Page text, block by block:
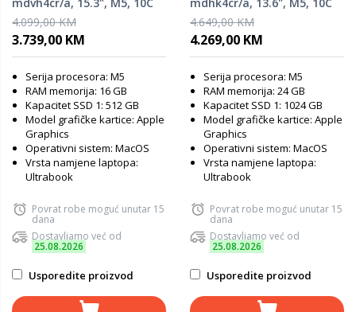
GPU, 16GB RAM, 512GB SSD,
Midnight, laptop
4.099,00 KM
3.739,00 KM
Serija procesora: M5
RAM memorija: 16 GB
Kapacitet SSD 1: 512 GB
Model grafičke kartice: Apple
Graphics
Operativni sistem: MacOS
Vrsta namjene laptopa:
Ultrabook
Povrat robe moguć unutar 15
dana
Dostavljamo već od
25.08.2026
Usporedite proizvod
GPU, 24GB RAM, 1TB SSD,
Sky Blue, laptop
4.649,00 KM
4.269,00 KM
Serija procesora: M5
RAM memorija: 24 GB
Kapacitet SSD 1: 1024 GB
Model grafičke kartice: Apple
Graphics
Operativni sistem: MacOS
Vrsta namjene laptopa:
Ultrabook
Povrat robe moguć unutar 15
dana
Dostavljamo već od
25.08.2026
Usporedite proizvod